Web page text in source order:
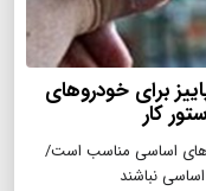
برای خودروهای
کار
اساسی مناسب است/
نباشند